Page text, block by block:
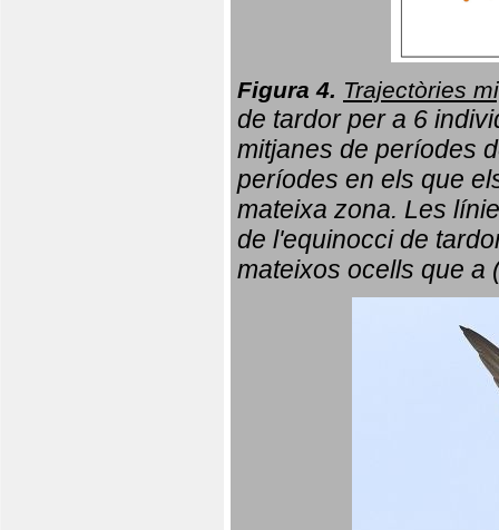
Figura 4. Trajectòries
de tardor per a 6
mitjanes de períodes
períodes en els que
mateixa zona. Les
de l'equinocci de
mateixos ocells que a